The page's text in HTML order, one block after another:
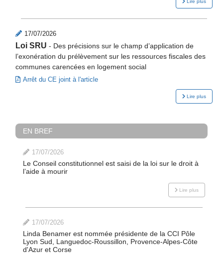
Lire plus
17/07/2026
Loi SRU - Des précisions sur le champ d’application de
l’exonération du prélèvement sur les ressources fiscales des
communes carencées en logement social
Arrêt du CE joint à l'article
Lire plus
EN BREF
17/07/2026
Le Conseil constitutionnel est saisi de la loi sur le droit à
l’aide à mourir
Lire plus
17/07/2026
Linda Benamer est nommée présidente de la CCI Pôle
Lyon Sud, Languedoc-Roussillon, Provence-Alpes-Côte
d'Azur et Corse